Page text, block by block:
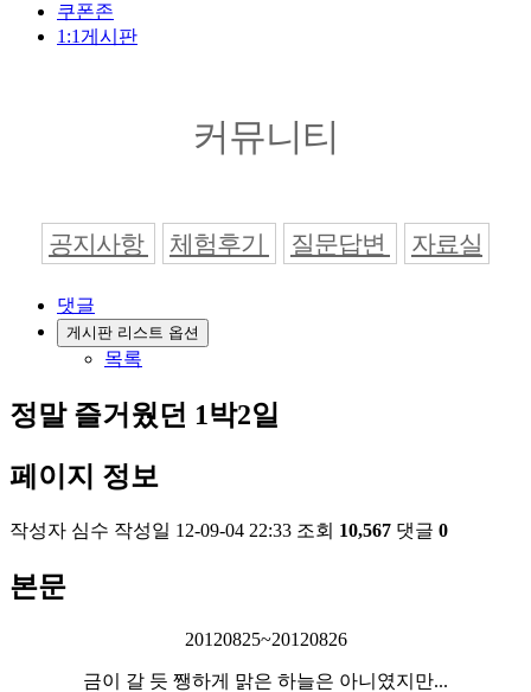
쿠폰존
1:1게시판
커뮤니티
공지사항 체험후기 질문답변 자료실
댓글
게시판 리스트 옵션
목록
정말 즐거웠던 1박2일
페이지 정보
작성자 심수 작성일 12-09-04 22:33 조회 10,567 댓글 0
본문
20120825~20120826
금이 갈 듯 쨍하게 맑은 하늘은 아니였지만...